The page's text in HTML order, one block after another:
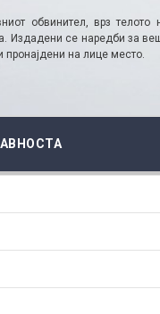
обвинител, врз телото
Издадени се наредби за
пронајдени на лице место.